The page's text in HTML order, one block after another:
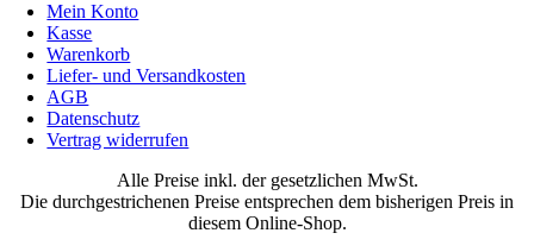
Mein Konto
Kasse
Warenkorb
Liefer- und Versandkosten
AGB
Datenschutz
Vertrag widerrufen
Alle Preise inkl. der gesetzlichen MwSt.
Die durchgestrichenen Preise entsprechen dem bisherigen Preis in
diesem Online-Shop.